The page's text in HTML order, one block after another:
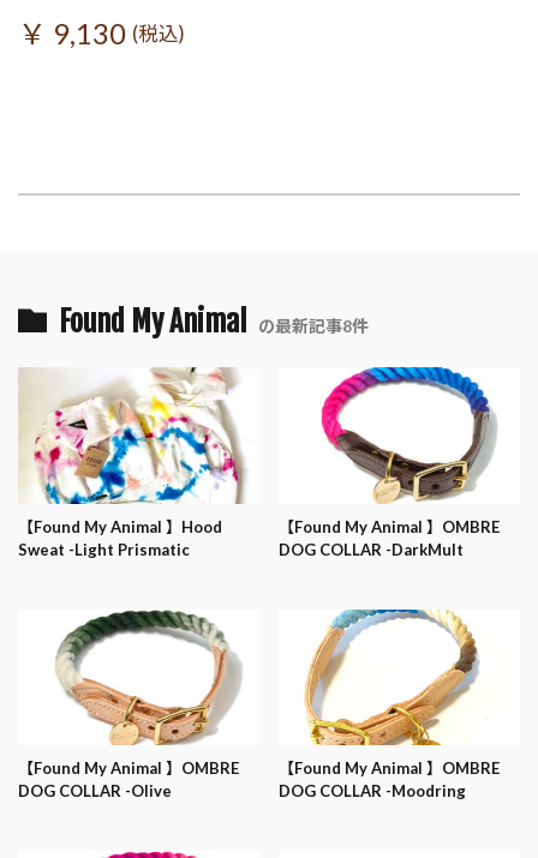
￥ 9,130 (税込)
Found My Animal の最新記事8件
【Found My Animal 】Hood
Sweat -Light Prismatic
【Found My Animal 】OMBRE
DOG COLLAR -DarkMult
【Found My Animal 】OMBRE
DOG COLLAR -Olive
【Found My Animal 】OMBRE
DOG COLLAR -Moodring